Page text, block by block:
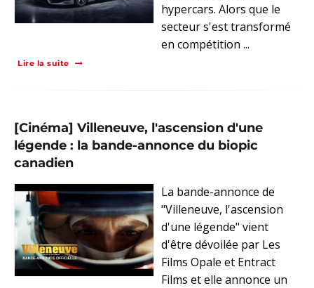
hypercars. Alors que le
secteur s'est transformé
en compétition ...
Lire la suite
[Cinéma] Villeneuve, l'ascension d'une
légende : la bande-annonce du biopic
canadien
La bande-annonce de
"Villeneuve, l'ascension
d'une légende" vient
d'être dévoilée par Les
Films Opale et Entract
Films et elle annonce un